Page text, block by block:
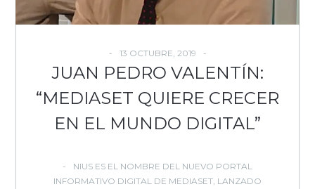
13 OCTUBRE, 2019
JUAN PEDRO VALENTÍN:
“MEDIASET QUIERE CRECER
EN EL MUNDO DIGITAL”
NIUS ES EL NOMBRE DEL NUEVO PORTAL
INFORMATIVO DIGITAL DE MEDIASET, LANZADO